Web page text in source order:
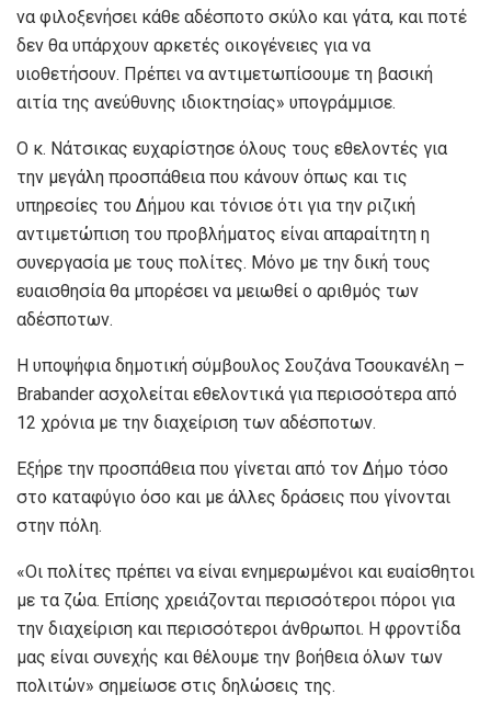
να φιλοξενήσει κάθε αδέσποτο σκύλο και γάτα, και ποτέ
δεν θα υπάρχουν αρκετές οικογένειες για να
υιοθετήσουν. Πρέπει να αντιμετωπίσουμε τη βασική
αιτία της ανεύθυνης ιδιοκτησίας» υπογράμμισε.
Ο κ. Νάτσικας ευχαρίστησε όλους τους εθελοντές για
την μεγάλη προσπάθεια που κάνουν όπως και τις
υπηρεσίες του Δήμου και τόνισε ότι για την ριζική
αντιμετώπιση του προβλήματος είναι απαραίτητη η
συνεργασία με τους πολίτες. Μόνο με την δική τους
ευαισθησία θα μπορέσει να μειωθεί ο αριθμός των
αδέσποτων.
Η υποψήφια δημοτική σύμβουλος Σουζάνα Τσουκανέλη –
Brabander ασχολείται εθελοντικά για περισσότερα από
12 χρόνια με την διαχείριση των αδέσποτων.
Εξήρε την προσπάθεια που γίνεται από τον Δήμο τόσο
στο καταφύγιο όσο και με άλλες δράσεις που γίνονται
στην πόλη.
«Οι πολίτες πρέπει να είναι ενημερωμένοι και ευαίσθητοι
με τα ζώα. Επίσης χρειάζονται περισσότεροι πόροι για
την διαχείριση και περισσότεροι άνθρωποι. Η φροντίδα
μας είναι συνεχής και θέλουμε την βοήθεια όλων των
πολιτών» σημείωσε στις δηλώσεις της.